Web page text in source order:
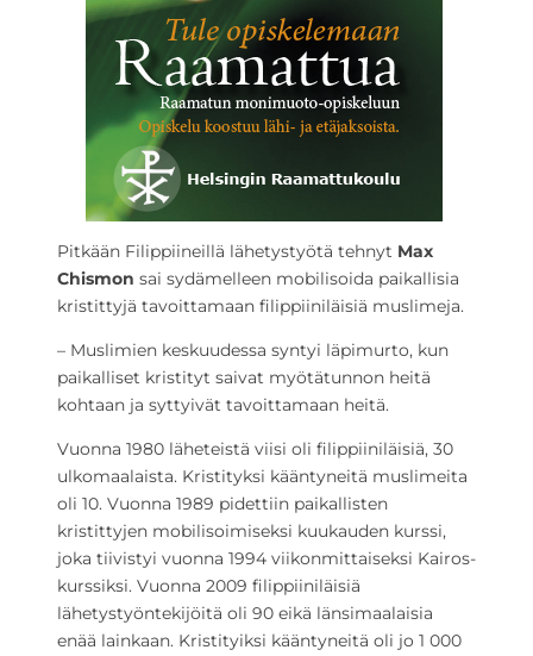
Pitkään Filippiineillä lähetystyötä tehnyt Max
Chismon sai sydämelleen mobilisoida paikallisia
kristittyjä tavoittamaan filippiiniläisiä muslimeja.
– Muslimien keskuudessa syntyi läpimurto, kun
paikalliset kristityt saivat myötätunnon heitä
kohtaan ja syttyivät tavoittamaan heitä.
Vuonna 1980 läheteistä viisi oli filippiiniläisiä, 30
ulkomaalaista. Kristityksi kääntyneitä muslimeita
oli 10. Vuonna 1989 pidettiin paikallisten
kristittyjen mobilisoimiseksi kuukauden kurssi,
joka tiivistyi vuonna 1994 viikonmittaiseksi Kairos-
kurssiksi. Vuonna 2009 filippiiniläisiä
lähetystyöntekijöitä oli 90 eikä länsimaalaisia
enää lainkaan. Kristityiksi kääntyneitä oli jo 1 000